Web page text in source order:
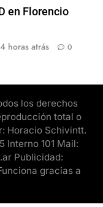
en Florencio
horas atrás 0
los derechos
total o
Horacio Schivintt.
Interno 101 Mail:
Publicidad:
gracias a